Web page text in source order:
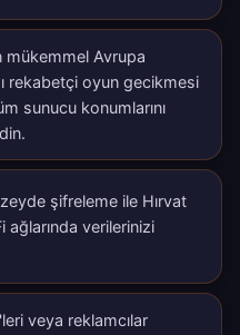
mükemmel Avrupa
rekabetçi oyun gecikmesi
sunucu konumlarını
şifreleme ile Hırvat
ağlarında verilerinizi
veya reklamcılar